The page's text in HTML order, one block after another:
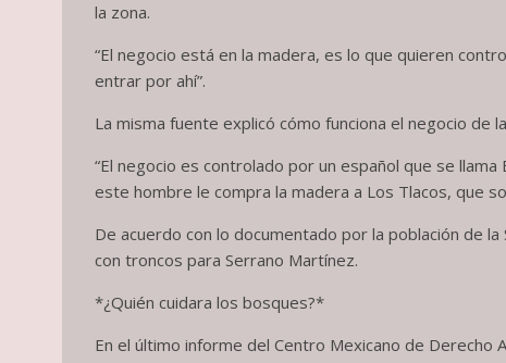
la zona.
“El negocio está en la madera, es lo que quieren
entrar por ahí”.
La misma fuente explicó cómo funciona el negocio de
“El negocio es controlado por un español que se
este hombre le compra la madera a Los Tlacos, que
De acuerdo con lo documentado por la población de
con troncos para Serrano Martínez.
*¿Quién cuidara los bosques?*
En el último informe del Centro Mexicano de